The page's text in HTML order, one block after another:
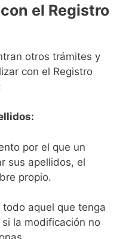
el Registro
otros trámites y
con el Registro
por el que un
sus apellidos, el
propio.
aquel que tenga
la modificación no